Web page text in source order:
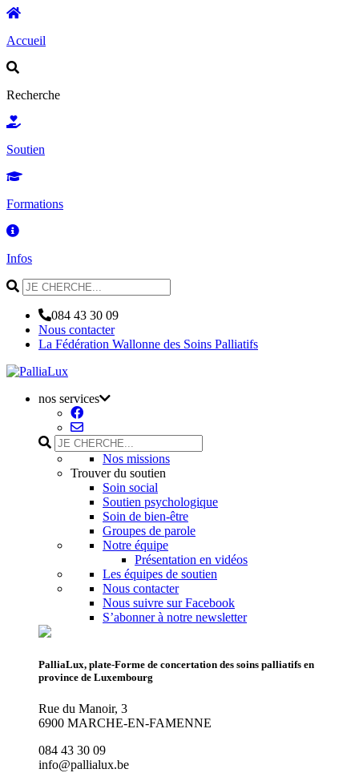
Accueil
Recherche
Soutien
Formations
Infos
084 43 30 09
Nous contacter
La Fédération Wallonne des Soins Palliatifs
nos services
Nos missions
Trouver du soutien
Soin social
Soutien psychologique
Soin de bien-être
Groupes de parole
Notre équipe
Présentation en vidéos
Les équipes de soutien
Nous contacter
Nous suivre sur Facebook
S’abonner à notre newsletter
PalliaLux, plate-Forme de concertation des soins palliatifs en
province de Luxembourg
Rue du Manoir, 3
6900 MARCHE-EN-FAMENNE
084 43 30 09
info@pallialux.be